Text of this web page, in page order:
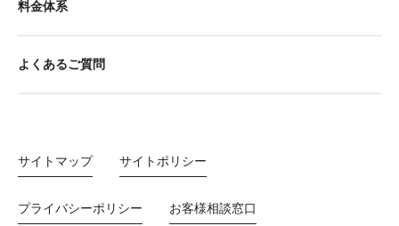
料金体系
よくあるご質問
サイトマップ サイトポリシー
プライバシーポリシー お客様相談窓口